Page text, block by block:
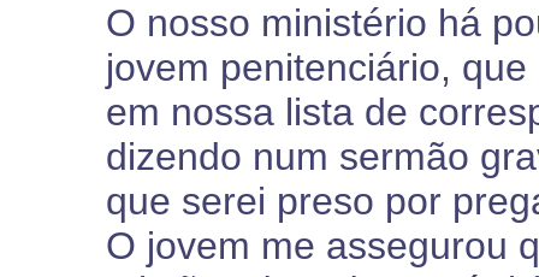
O nosso ministério há
jovem penitenciário,
em nossa lista de
dizendo num sermão
que serei preso por
O jovem me assegurou